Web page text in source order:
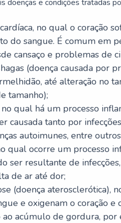
doenças e condições tratadas
no qual o coração
do sangue. É comum em
cansaço e problemas de
(doença causada por
até alteração no
tamanho);
qual há um processo
causada tanto por
autoimunes, entre
qual ocorre um processo
ser resultante de
de ar até dor;
(doença aterosclerótica),
e oxigenam o coração
acúmulo de gordura, por